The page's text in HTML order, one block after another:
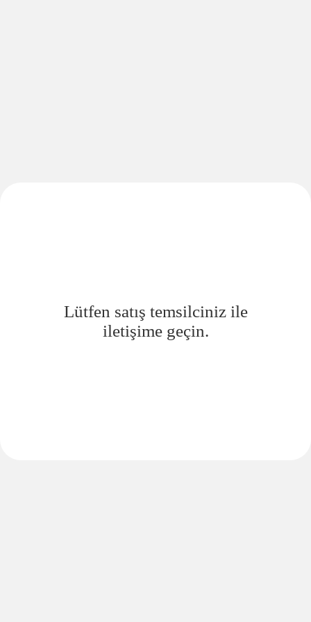
Lütfen satış temsilciniz ile
iletişime geçin.